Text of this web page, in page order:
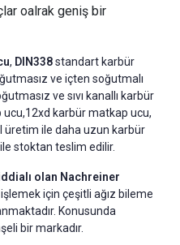
oalrak geniş bir
, DIN338standart karbür
ve içten soğutmalı
ve sıvı kanallı karbür
karbür matkap ucu,
üretim ile daha uzun karbür
stoktan teslim edilir.
olan Nachreiner
için çeşitli ağız bileme
Konusunda
bir markadır.